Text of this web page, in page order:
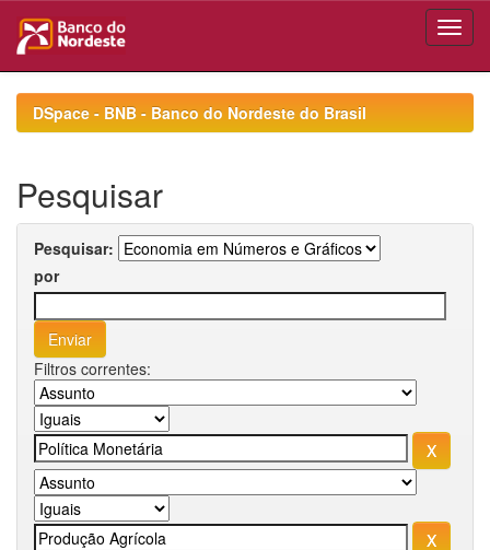
navigationDSpace - BNB - Banco do Nordeste do Brasil
Pesquisar
Pesquisar:
por
Filtros correntes: